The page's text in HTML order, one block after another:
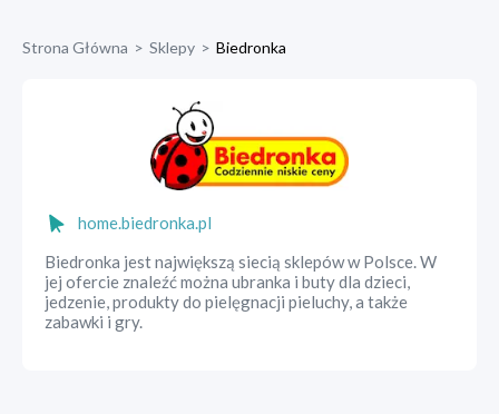
Strona Główna > Sklepy > Biedronka
home.biedronka.pl
Biedronka jest największą siecią sklepów w Polsce. W
jej ofercie znaleźć można ubranka i buty dla dzieci,
jedzenie, produkty do pielęgnacji pieluchy, a także
zabawki i gry.